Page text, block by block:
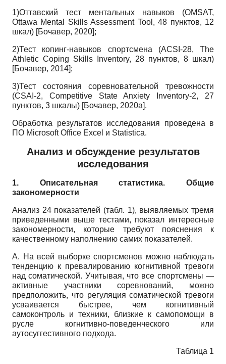
1)Оттавский тест ментальных навыков (OMSAT,
Ottawa Mental Skills Assessment Tool,48 пунктов, 12
шкал) [Бочавер, 2020];
2)Тест копинг-навыков спортсмена (ACSI-28, The
Athletic Coping Skills Inventory, 28 пунктов, 8 шкал)
[Бочавер, 2014];
3)Тест состояния соревновательной тревожности
(CSAI-2, Competitive State Anxiety Inventory-2, 27
пунктов, 3 шкалы) [Бочавер, 2020а].
Обработка результатов исследования проведена в
ПО Microsoft Office Excel и Statistica.
Анализ и обсуждение результатов
исследования
1. Описательная статистика. Общие
закономерности
Анализ 24 показателей (табл. 1), выявляемых тремя
приведенными выше тестами, показал интересные
закономерности, которые требуют пояснения к
качественному наполнению самих показателей.
А. На всей выборке спортсменов можно наблюдать
тенденцию к превалированию когнитивной тревоги
над соматической. Учитывая, что все спортсмены —
активные участники соревнований, можно
предположить, что регуляция соматической тревоги
усваивается быстрее, чем когнитивный
самоконтроль и техники, близкие к самопомощи в
русле когнитив­но-поведенческого или
аутосуггестивного подхода.
Таблица 1